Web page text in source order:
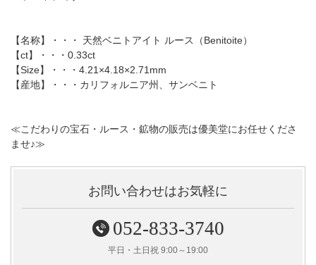
【名称】・・・ 天然ベニトアイト ルース（Benitoite）
【ct】・・・0.33ct
【Size】・・・4.21×4.18×2.71mm
【産地】・・・カリフォルニア州、サンベニト
≪こだわりの宝石・ルース・鉱物の販売は優美堂にお任せくださ
ませ♪≫
お問い合わせはお気軽に
052-833-3740
平日・土日祝 9:00～19:00